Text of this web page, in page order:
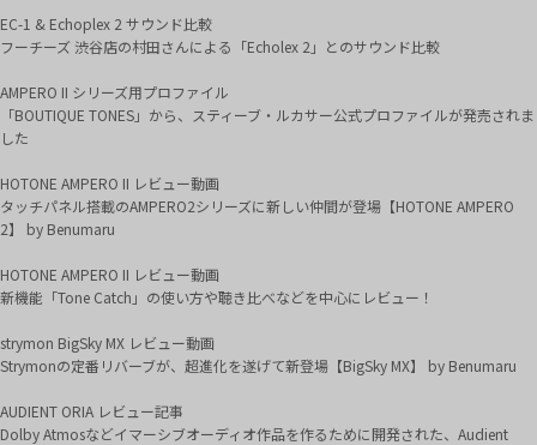
EC-1 & Echoplex 2 サウンド比較
フーチーズ 渋谷店の村田さんによる「Echolex 2」とのサウンド比較
AMPERO II シリーズ用プロファイル
「BOUTIQUE TONES」から、スティーブ・ルカサー公式プロファイルが発売されま
した
HOTONE AMPERO II レビュー動画
タッチパネル搭載のAMPERO2シリーズに新しい仲間が登場【HOTONE AMPERO
2】 by Benumaru
HOTONE AMPERO II レビュー動画
新機能「Tone Catch」の使い方や聴き比べなどを中心にレビュー！
strymon BigSky MX レビュー動画
Strymonの定番リバーブが、超進化を遂げて新登場【BigSky MX】 by Benumaru
AUDIENT ORIA レビュー記事
Dolby Atmosなどイマーシブオーディオ作品を作るために開発された、Audient